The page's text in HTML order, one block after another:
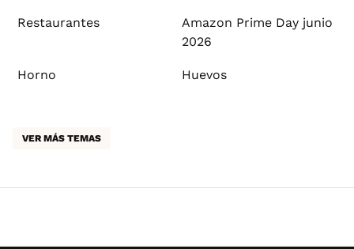
Restaurantes
Amazon Prime Day junio
2026
Horno Huevos
VER MÁS TEMAS